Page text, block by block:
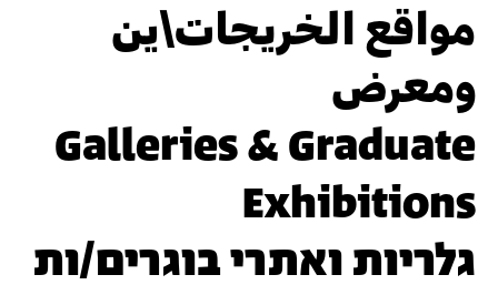
مواقع الخريجات\ين
ومعرض
Galleries & Graduate
Exhibitions
גלריות ואתרי בוגרים/ות